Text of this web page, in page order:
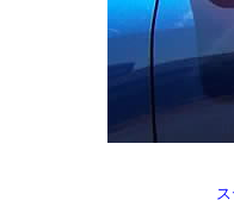
ステンレス_パーツ・
■レクサス：ＩＳ_２
/ステンレス_パーツ
ステンレス_パーツ・